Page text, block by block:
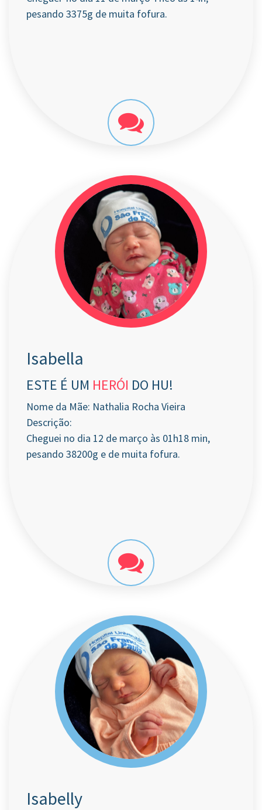
pesando 3375g de muita fofura.
Isabella
ESTE É UM HERÓI DO HU!
Nome da Mãe: Nathalia Rocha Vieira
Descrição:
Cheguei no dia 12 de março às 01h18 min,
pesando 38200g e de muita fofura.
Isabelly